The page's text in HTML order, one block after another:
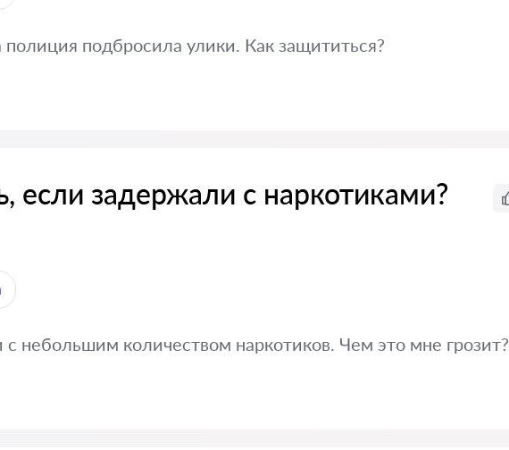
подбросила улики. Как защититься?
если задержали с наркотиками?
небольшим количеством наркотиков. Чем это мне грозит?